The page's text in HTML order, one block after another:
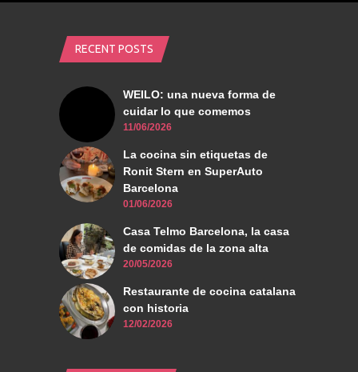
RECENT POSTS
WEILO: una nueva forma de
cuidar lo que comemos
11/06/2026
La cocina sin etiquetas de
Ronit Stern en SuperAuto
Barcelona
01/06/2026
Casa Telmo Barcelona, la casa
de comidas de la zona alta
20/05/2026
Restaurante de cocina catalana
con historia
12/02/2026